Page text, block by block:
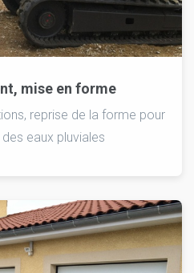
mise en forme
reprise de la forme pour
eaux pluviales